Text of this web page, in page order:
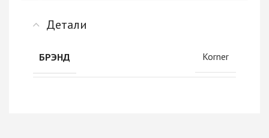
Детали
БРЭНД Korner